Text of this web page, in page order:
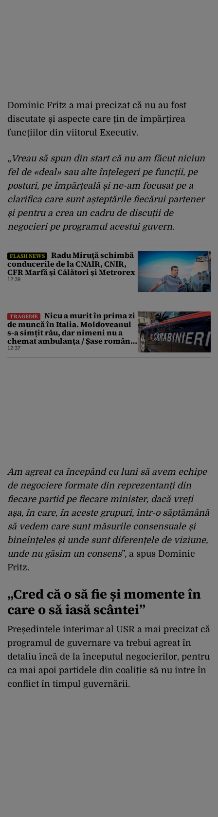
Dominic Fritz a mai precizat că nu au fost
discutate și aspecte care țin de împărțirea
funcțiilor din viitorul Executiv.
„ Vreau să spun din start că nu am făcut niciun
fel de «deal» sau alte înțelegeri pe funcții, pe
posturi, pe împărțeală și ne-am focusat pe a
clarifica care sunt așteptările fiecărui partener
și pentru a crea un cadru de discuții de
negocieri pe programul acestui guvern.
FLASH NEWS
Radu Miruţă schimbă
conducerile de la CNAIR, CNIR,
CFR Marfă şi Călători şi Metrorex
12:39
TRAGEDIE
Nicu a murit în prima zi
de muncă în Italia. Moldoveanul
s-a simțit rău, dar nimeni nu a
chemat ambulanța / Șase români,
anchetați
12:37
Am agreat ca începând cu luni să avem echipe
de negociere formate din reprezentanți din
fiecare partid pe fiecare minister, dacă vreți
așa, în care, în aceste grupuri, într-o săptămână
să vedem care sunt măsurile consensuale și
bineînțeles și unde sunt diferențele de viziune,
unde nu găsim un consens”, a spus Dominic
Fritz.
„Cred că o să fie și momente în
care o să iasă scântei”
Președintele interimar al USR a mai precizat că
programul de guvernare va trebui agreat în
detaliu încă de la începutul negocierilor, pentru
ca mai apoi partidele din coaliție să nu intre în
conflict în timpul guvernării.